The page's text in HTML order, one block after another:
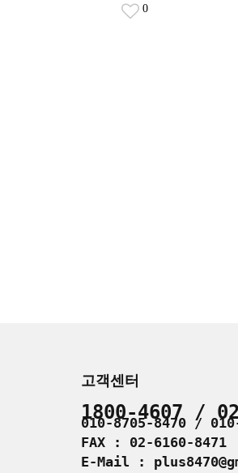
0
고객센터
1800-4607 /
010-8705-8470 /
FAX : 02-6160-8471
E-Mail :